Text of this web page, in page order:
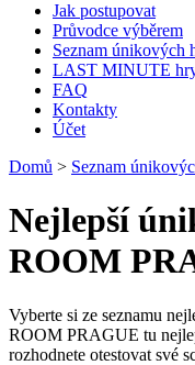
Jak postupovat
Průvodce výběrem
Seznam únikových
LAST MINUTE
FAQ
Kontakty
Účet
Domů > Seznam
Nejlepší
ROOM
Vyberte si ze seznamu
ROOM PRAGUE tu
rozhodnete otestovat své